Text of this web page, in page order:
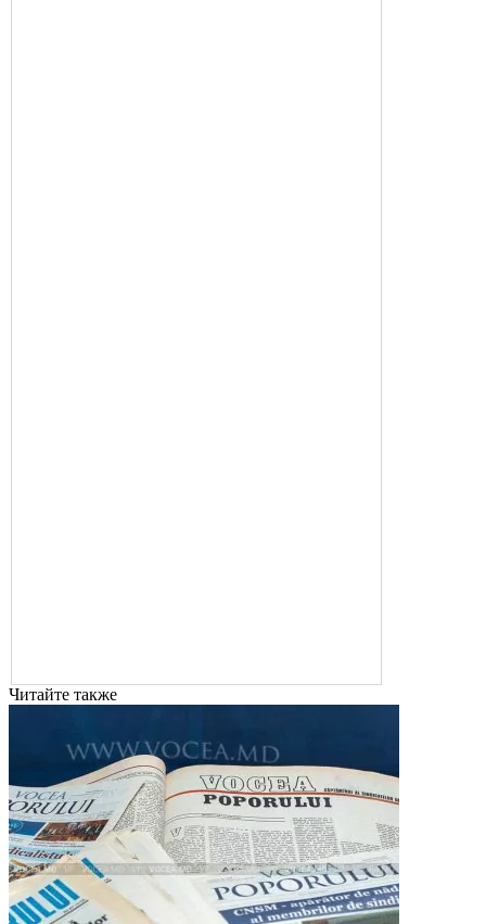
Читайте также